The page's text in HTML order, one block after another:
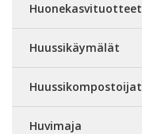
Huonekasvituotteet
Huussikäymälät
Huussikompostoijat
Huvimaja